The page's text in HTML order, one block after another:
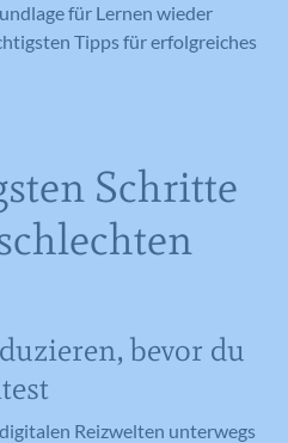
für Lernen wieder
Tipps für erfolgreiches
Schritte
bevor du
Reizwelten unterwegs